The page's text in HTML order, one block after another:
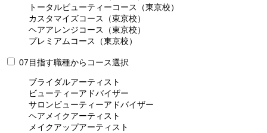
トータルビューティーコース（東京校）
カスタマイズコース（東京校）
ヘアアレンジコース（東京校）
プレミアムコース（東京校）
07目指す職種からコース選択
ブライダルアーティスト
ビューティーアドバイザー
サロンビューティーアドバイザー
ヘアメイクアーティスト
メイクアップアーティスト